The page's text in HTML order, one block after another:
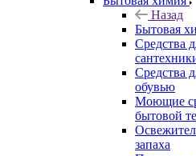
Назад
Бытовая
Средства
Средства
обувью
Моющие
бытовой
запаха